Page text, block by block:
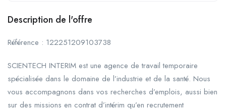
Description de l'offre
Référence : 122251209103738
SCIENTECH INTERIM est une agence de travail temporaire
spécialisée dans le domaine de l’industrie et de la santé. Nous
vous accompagnons dans vos recherches d’emplois, aussi bien
sur des missions en contrat d’intérim qu’en recrutement